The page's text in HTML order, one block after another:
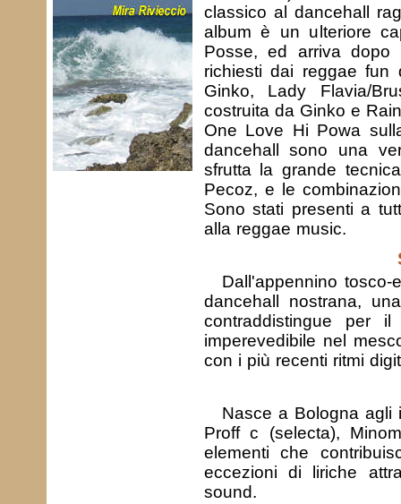
classico al dancehall
album è un ulteriore
Posse, ed arriva
richiesti dai reggae
Ginko, Lady Flavia/
costruita da Ginko e
One Love Hi Powa
dancehall sono una
sfrutta la grande
Pecoz, e le
Sono stati presenti a
alla reggae music.
Dall'appennino
dancehall nostrana,
contraddistingue per
imperevedibile nel
con i più recenti ritmi
Nasce a Bologna agli
Proff c (selecta),
elementi che
eccezioni di liriche
sound.